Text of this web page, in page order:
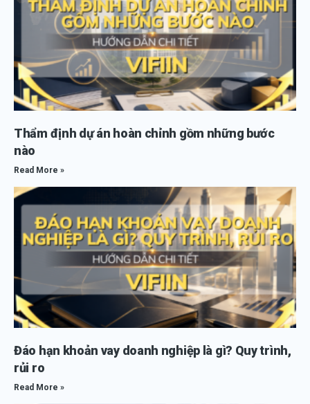
Thẩm định dự án hoàn chỉnh gồm những bước
nào
Read More »
Đáo hạn khoản vay doanh nghiệp là gì? Quy trình,
rủi ro
Read More »